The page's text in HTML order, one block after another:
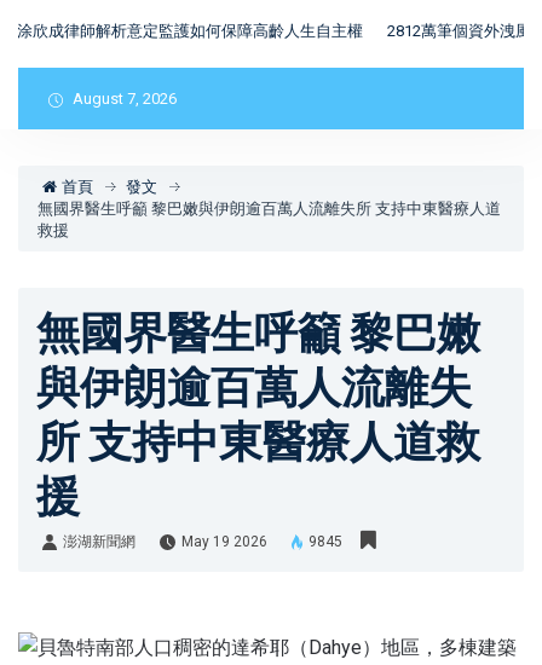
欣成律師解析意定監護如何保障高齡人生自主權 2812萬筆個資外洩風
August 7, 2026
首頁
發文
無國界醫生呼籲 黎巴嫩與伊朗逾百萬人流離失所 支持中東醫療人道
救援
無國界醫生呼籲 黎巴嫩
與伊朗逾百萬人流離失
所 支持中東醫療人道救
援
澎湖新聞網 May 19 2026 9845